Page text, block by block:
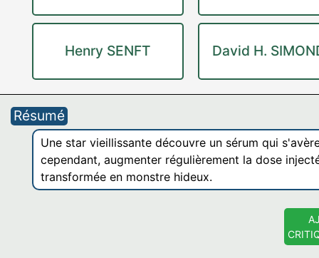
Henry SENFT David H.
Résumé
Une star vieillissante découvre un sérum qui
cependant, augmenter régulièrement la dose
transformée en monstre hideux.